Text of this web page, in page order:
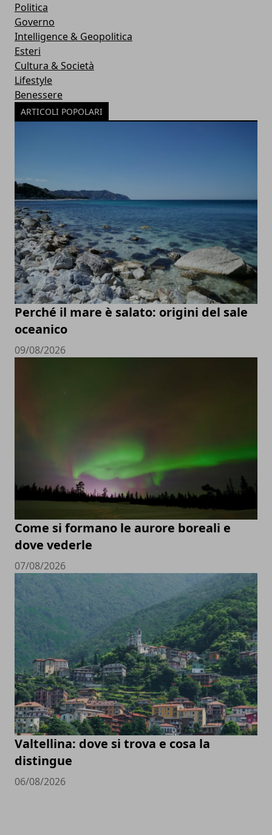
Politica
Governo
Intelligence & Geopolitica
Esteri
Cultura & Società
Lifestyle
Benessere
ARTICOLI POPOLARI
Perché il mare è salato: origini del sale
oceanico
09/08/2026
Come si formano le aurore boreali e
dove vederle
07/08/2026
Valtellina: dove si trova e cosa la
distingue
06/08/2026